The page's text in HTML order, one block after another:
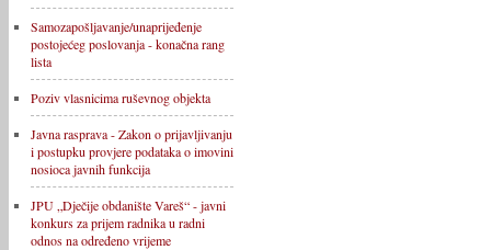
Samozapošljavanje/unaprijeđenje
postojećeg poslovanja - konačna rang
lista
Poziv vlasnicima ruševnog objekta
Javna rasprava - Zakon o prijavljivanju
i postupku provjere podataka o imovini
nosioca javnih funkcija
JPU „Dječije obdanište Vareš“ - javni
konkurs za prijem radnika u radni
odnos na određeno vrijeme